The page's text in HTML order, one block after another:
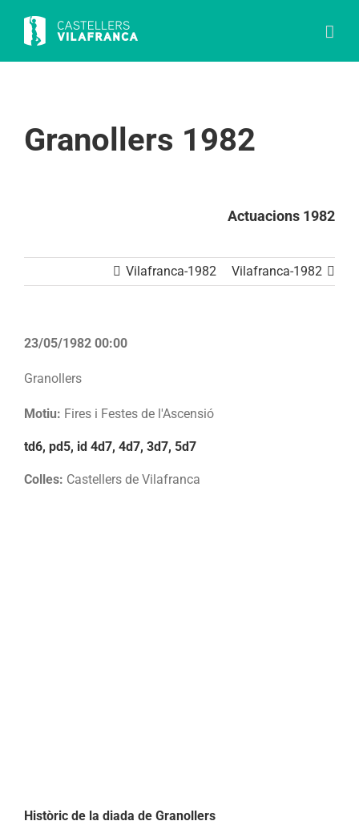
content
Granollers 1982
Actuacions 1982
Vilafranca-1982 Vilafranca-1982
23/05/1982 00:00
Granollers
Motiu: Fires i Festes de l'Ascensió
td6, pd5, id 4d7, 4d7, 3d7, 5d7
Colles: Castellers de Vilafranca
Històric de la diada de Granollers